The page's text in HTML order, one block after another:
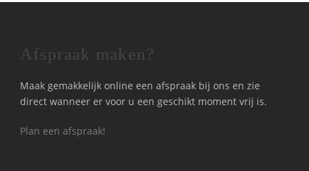
Afspraak maken?
Maak gemakkelijk online een afspraak bij ons en zie
direct wanneer er voor u een geschikt moment vrij is.
Plan een afspraak!